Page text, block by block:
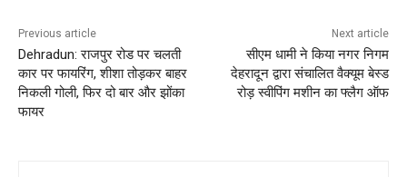
Previous article
Dehradun: राजपुर रोड पर चलती
कार पर फायरिंग, शीशा तोड़कर बाहर
निकली गोली, फिर दो बार और झोंका
फायर
Next article
सीएम धामी ने किया नगर निगम
देहरादून द्वारा संचालित वैक्यूम बेस्ड
रोड़ स्वीपिंग मशीन का फ्लैग ऑफ